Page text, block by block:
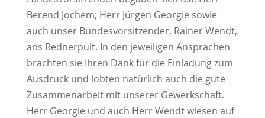
Berend Jochem; Herr Jürgen Georgie sowie
auch unser Bundesvorsitzender, Rainer Wendt,
ans Rednerpult. In den jeweiligen Ansprachen
brachten sie Ihren Dank für die Einladung zum
Ausdruck und lobten natürlich auch die gute
Zusammenarbeit mit unserer Gewerkschaft.
Herr Georgie und auch Herr Wendt wiesen auf